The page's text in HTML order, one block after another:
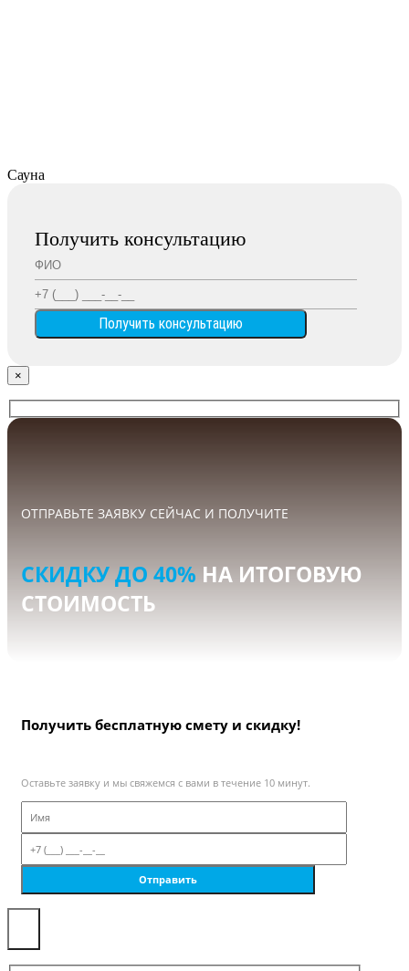
Сауна
Получить консультацию
×
ОТПРАВЬТЕ ЗАЯВКУ СЕЙЧАС И ПОЛУЧИТЕ
СКИДКУ ДО 40% НА ИТОГОВУЮ
СТОИМОСТЬ
Получить бесплатную смету и скидку!
Оставьте заявку и мы свяжемся с вами в течение 10 минут.